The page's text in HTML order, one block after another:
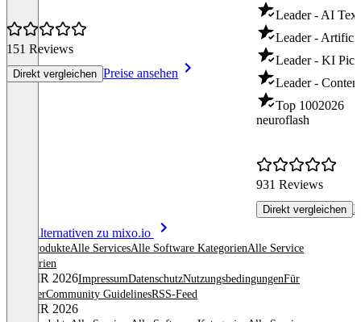
151 Reviews
Direkt vergleichen Preise ansehen
Leader - AI
Leader -
Leader - KI
Leader -
Top 1002026
neuroflash
931 Reviews
Direkt vergleichen
Alle Alternativen zu mixo.io
Alle ProdukteAlle ServicesAlle Software KategorienAlle Service
Kategorien
© OMR 2026ImpressumDatenschutzNutzungsbedingungenFür
AnbieterCommunity GuidelinesRSS-Feed
© OMR 2026